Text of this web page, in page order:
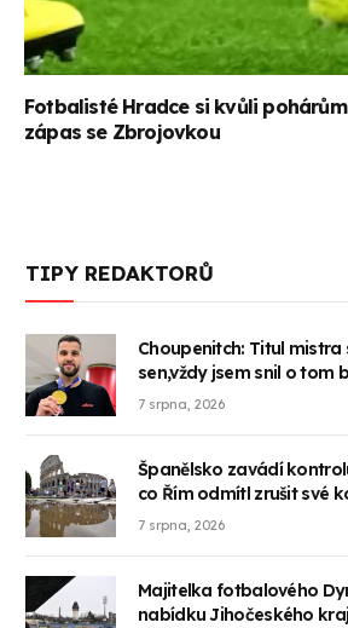
Fotbalisté Hradce si kvůli
zápas se Zbrojovkou
TIPY REDAKTORŮ
Choupenitch: Titul mistra
sen,vždy jsem snil o tom
7 srpna, 2026
Španělsko zavádí
co Řím odmítl zrušit své
7 srpna, 2026
Majitelka fotbalového
nabídku Jihočeského